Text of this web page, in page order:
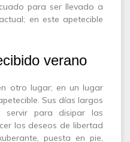
para ser llevado a
en este apetecible
verano
otro lugar; en un lugar
Sus días largos
servir para disipar las
los deseos de libertad
puesta en pie,